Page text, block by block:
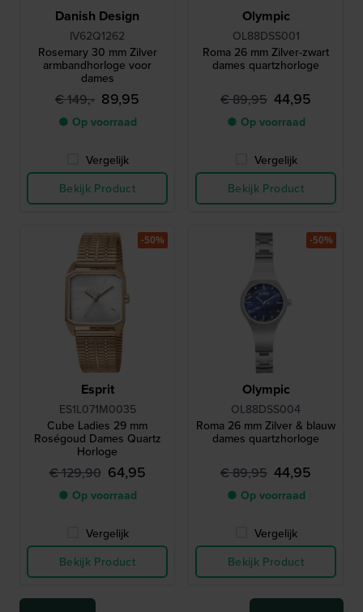
Danish Design
IV62Q1262
Rosemary 30 mm Zilver
armbandhorloge voor
dames
€ 149,- 89,95
● Op voorraad
Vergelijk
Bekijk Product
Olympic
OL88DSS001
Roma 26 mm Zilver-zwart
dames quartzhorloge
€ 89,95 44,95
● Op voorraad
Vergelijk
Bekijk Product
Esprit
ES1L071M0035
Cube Ladies 29 mm
Roségoud Dames Quartz
Horloge
€ 129,90 64,95
● Op voorraad
Vergelijk
Bekijk Product
-50%
Olympic
OL88DSS004
Roma 26 mm Zilver & blauw
dames quartzhorloge
€ 89,95 44,95
● Op voorraad
Vergelijk
Bekijk Product
-50%